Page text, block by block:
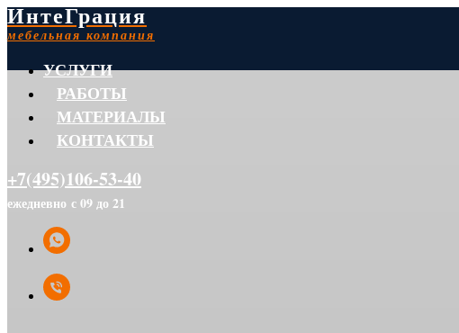
ИнтеГрация
мебельная компания
УСЛУГИ
РАБОТЫ
МАТЕРИАЛЫ
КОНТАКТЫ
+7(495)106-53-40
ежедневно с 09 до 21